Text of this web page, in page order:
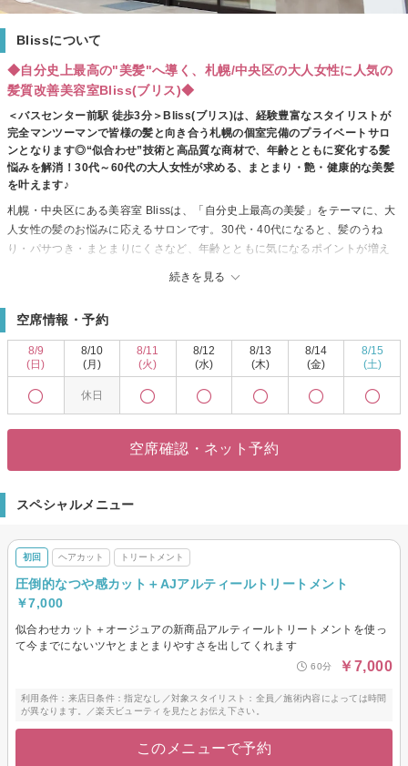
Blissについて
◆自分史上最高の"美髪"へ導く、札幌/中央区の大人女性に人気の
髪質改善美容室Bliss(ブリス)◆
＜バスセンター前駅 徒歩3分＞Bliss(ブリス)は、経験豊富なスタイリストが
完全マンツーマンで皆様の髪と向き合う札幌の個室完備のプライベートサロ
ンとなります◎“似合わせ”技術と高品質な商材で、年齢とともに変化する髪
悩みを解消！30代～60代の大人女性が求める、まとまり・艶・健康的な美髪
を叶えます♪
続きを見る
札幌・中央区にある美容室 Blissは、「自分史上最高の美髪」をテーマに、大
人女性の髪のお悩みに応えるサロンです。30代・40代になると、髪のうね
り・パサつき・まとまりにくさなど、年齢とともに気になるポイントが増え
セリングを実施◎骨格や顔立ち、ライフスタイルに合わせた似合わせスタイ
ルをご提案しながら、最適なヘアケアプランを設計します。施術はマンツー
マン体制の為、“あなた”に集中できる空間が魅力です♪
メント、ヘッドスパといったエイジング世代にもぴったりなケアメニュー◎
店内は落ち着いたプライベート空間で、リラックスした時間を過ごせるのも
楽しめます。♪
空席情報・予約
8/9
(日)
8/10
(月)
休日
8/11
(火)
8/12
(水)
8/13
(木)
8/14
(金)
8/15
(土)
空席確認・ネット予約
スペシャルメニュー
初回 ヘアカット トリートメント
圧倒的なつや感カット＋AJアルティールトリートメント
￥7,000
似合わせカット＋オージュアの新商品アルティールトリートメントを使っ
て今までにないツヤとまとまりやすさを出してくれます
60分 ￥7,000
利用条件：来店日条件：指定なし／対象スタイリスト：全員／施術内容によっては時間
が異なります。／楽天ビューティを見たとお伝え下さい。
このメニューで予約